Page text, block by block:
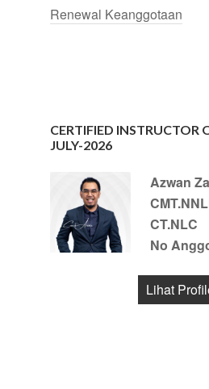
Renewal Keanggotaan
CERTIFIED INSTRUCTOR
JULY-2026
Azwan
CT.NLC
No
Lihat